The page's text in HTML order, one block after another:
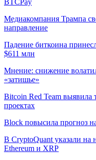
Медиакомпания Трампа
направление
Падение биткоина
$611 млн
Мнение: снижение
«затишье»
Bitcoin Red Team выявила
проектах
Block повысила прогноз
В CryptoQuant указали на
Ethereum и XRP